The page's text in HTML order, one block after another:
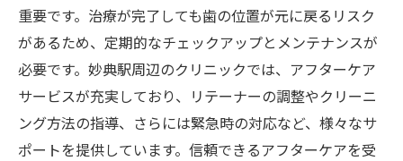
重要です。治療が完了しても歯の位置が元に戻るリスク
があるため、定期的なチェックアップとメンテナンスが
必要です。妙典駅周辺のクリニックでは、アフターケア
サービスが充実しており、リテーナーの調整やクリーニ
ング方法の指導、さらには緊急時の対応など、様々なサ
ポートを提供しています。信頼できるアフターケアを受